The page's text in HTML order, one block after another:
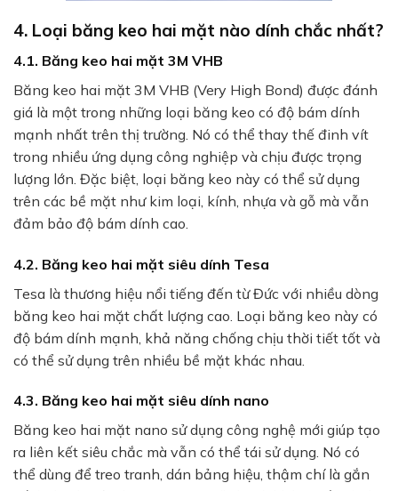
4. Loại băng keo hai mặt nào dính chắc nhất?
4.1. Băng keo hai mặt 3M VHB
Băng keo hai mặt 3M VHB (Very High Bond) được đánh
giá là một trong những loại băng keo có độ bám dính
mạnh nhất trên thị trường. Nó có thể thay thế đinh vít
trong nhiều ứng dụng công nghiệp và chịu được trọng
lượng lớn. Đặc biệt, loại băng keo này có thể sử dụng
trên các bề mặt như kim loại, kính, nhựa và gỗ mà vẫn
đảm bảo độ bám dính cao.
4.2. Băng keo hai mặt siêu dính Tesa
Tesa là thương hiệu nổi tiếng đến từ Đức với nhiều dòng
băng keo hai mặt chất lượng cao. Loại băng keo này có
độ bám dính mạnh, khả năng chống chịu thời tiết tốt và
có thể sử dụng trên nhiều bề mặt khác nhau.
4.3. Băng keo hai mặt siêu dính nano
Băng keo hai mặt nano sử dụng công nghệ mới giúp tạo
ra liên kết siêu chắc mà vẫn có thể tái sử dụng. Nó có
thể dùng để treo tranh, dán bảng hiệu, thậm chí là gắn